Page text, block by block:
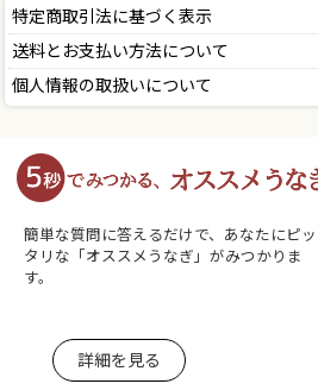
特定商取引法に基づく表示
送料とお支払い方法について
個人情報の取扱いについて
簡単な質問に答えるだけで、あなたにピッ
タリな「オススメうなぎ」がみつかりま
す。
詳細を見る